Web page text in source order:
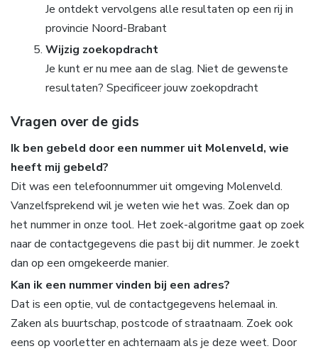
Je ontdekt vervolgens alle resultaten op een rij in
provincie Noord-Brabant
Wijzig zoekopdracht
Je kunt er nu mee aan de slag. Niet de gewenste
resultaten? Specificeer jouw zoekopdracht
Vragen over de gids
Ik ben gebeld door een nummer uit Molenveld, wie
heeft mij gebeld?
Dit was een telefoonnummer uit omgeving Molenveld.
Vanzelfsprekend wil je weten wie het was. Zoek dan op
het nummer in onze tool. Het zoek-algoritme gaat op zoek
naar de contactgegevens die past bij dit nummer. Je zoekt
dan op een omgekeerde manier.
Kan ik een nummer vinden bij een adres?
Dat is een optie, vul de contactgegevens helemaal in.
Zaken als buurtschap, postcode of straatnaam. Zoek ook
eens op voorletter en achternaam als je deze weet. Door